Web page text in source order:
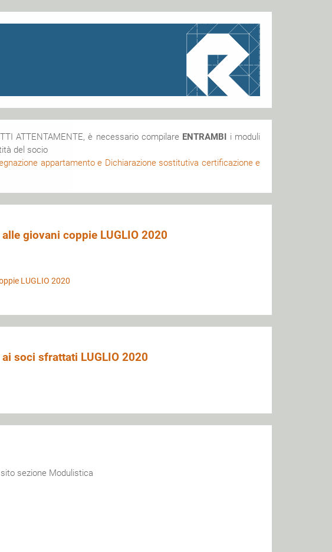
ATTENTAMENTE, è necessario compilare ENTRAMBI i moduli
del socio
appartamento e Dichiarazione sostitutiva certificazione e
giovani coppie LUGLIO 2020
LUGLIO 2020
soci sfrattati LUGLIO 2020
sezione Modulistica